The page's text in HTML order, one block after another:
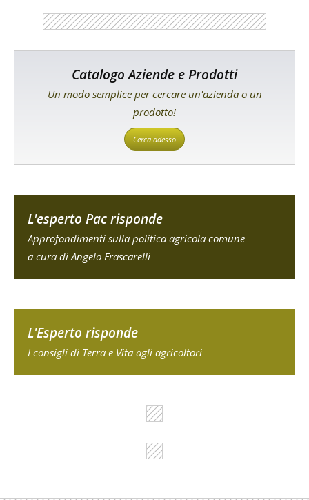
Catalogo Aziende e Prodotti
Un modo semplice per cercare un'azienda o un
prodotto!
Cerca adesso
L'esperto Pac risponde
Approfondimenti sulla politica agricola comune
a cura di Angelo Frascarelli
L'Esperto risponde
I consigli di Terra e Vita agli agricoltori